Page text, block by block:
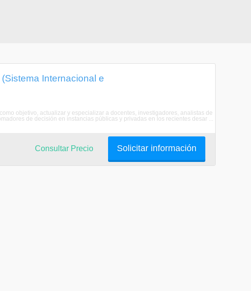
Internacional e
objetivo, actualizar y especializar a docentes, investigadores, analistas de
de decisión en instancias públicas y privadas en los recientes desar ...
Solicitar información
Consultar Precio